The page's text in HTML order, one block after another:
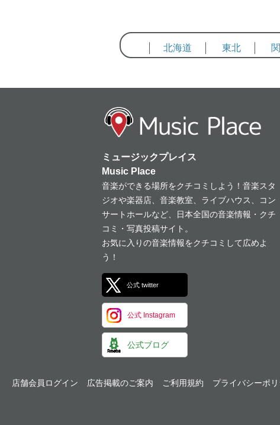
北海道 東北
ミ
ミュージックプレイス
Music Place
音楽ができる場所をクチコミしよう！音楽スタ
ジオや楽器店、音楽教室、ライブハウス、コン
サートホールなど、日本全国の音楽情報・クチ
コミ・写真投稿サイト。
お気に入りの音楽情報をクチコミして広めよ
う！
公式 twitter
公式 Instagram
公式ブログ
店舗会員ログイン 広告掲載のご案内 ご利用規約 プライバシーポ